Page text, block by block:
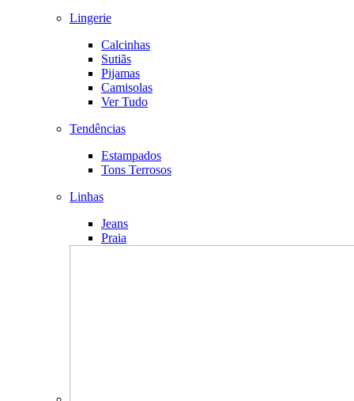
Lingerie
Calcinhas
Sutiãs
Pijamas
Camisolas
Ver Tudo
Tendências
Estampados
Tons Terrosos
Linhas
Jeans
Praia